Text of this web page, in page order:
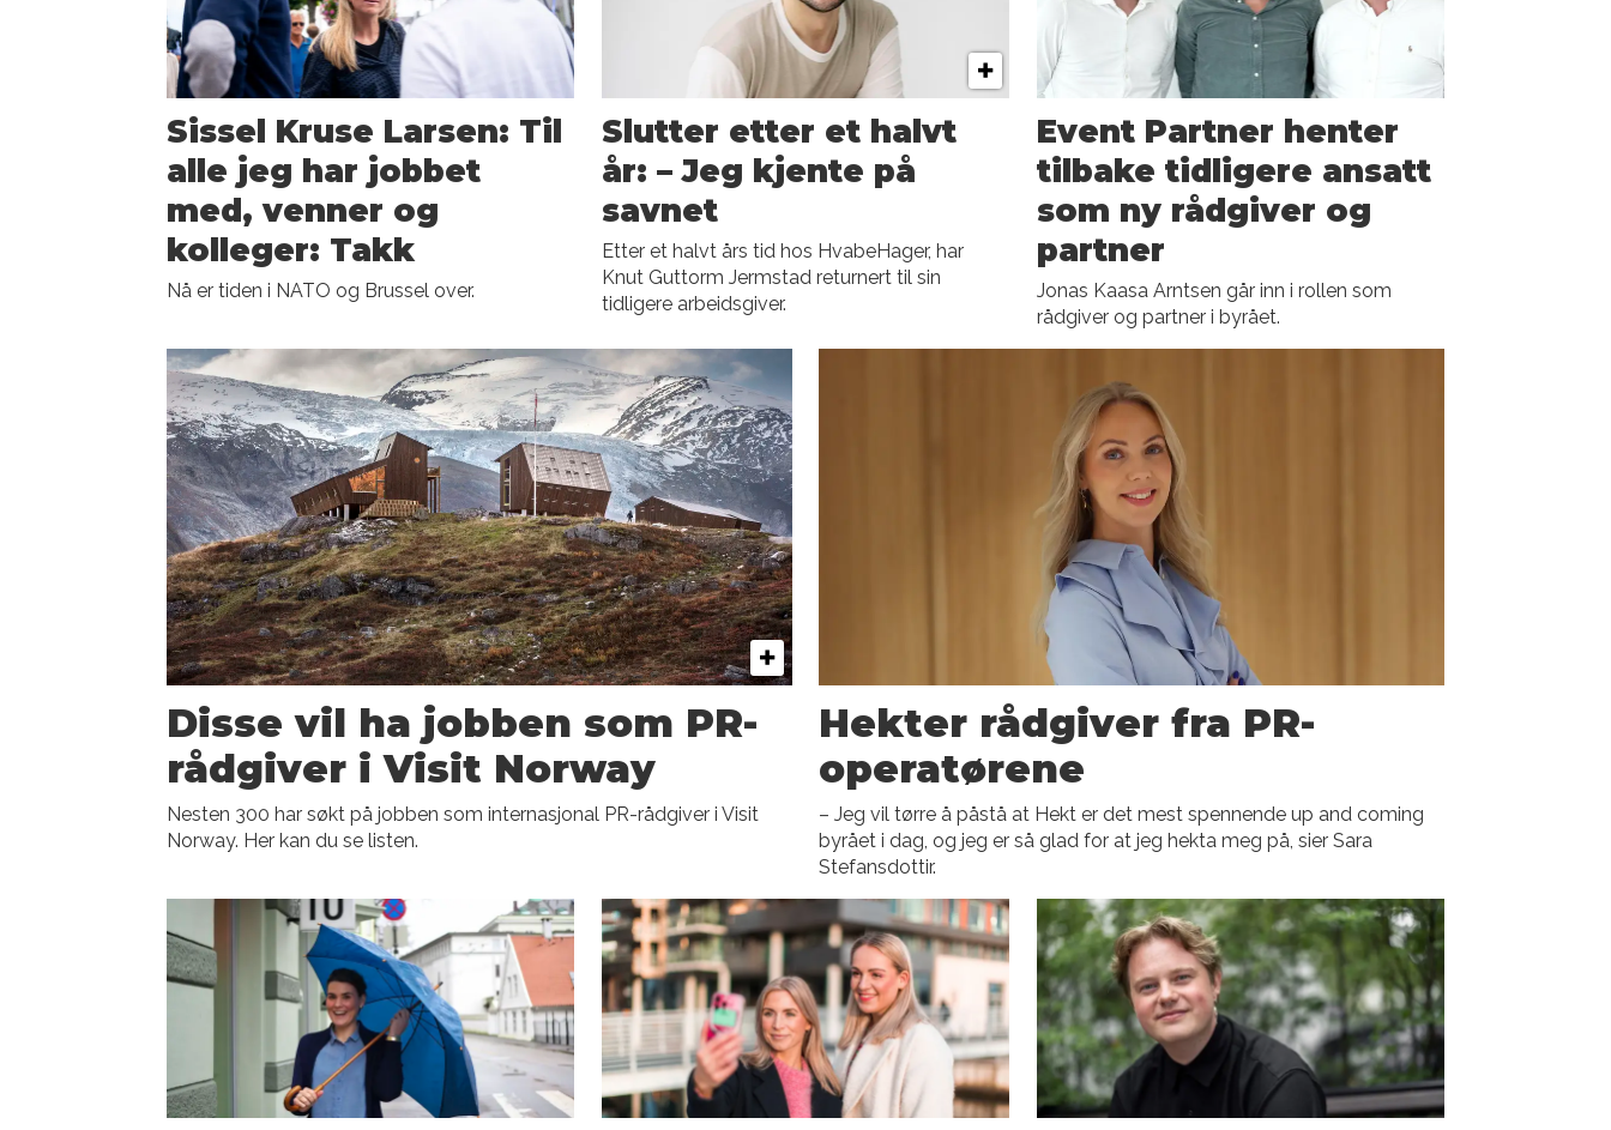
Sissel Kruse Larsen: Til
alle jeg har jobbet
med, venner og
kolleger: Takk
Nå er tiden i NATO og Brussel over.
Slutter etter et halvt
år: – Jeg kjente på
savnet
Etter et halvt års tid hos HvabeHager, har
Knut Guttorm Jermstad returnert til sin
tidligere arbeidsgiver.
Event Partner henter
tilbake tidligere ansatt
som ny rådgiver og
partner
Jonas Kaasa Arntsen går inn i rollen som
rådgiver og partner i byrået.
Disse vil ha jobben som PR-
rådgiver i Visit Norway
Nesten 300 har søkt på jobben som internasjonal PR-rådgiver i Visit
Norway. Her kan du se listen.
Hekter rådgiver fra PR-
operatørene
– Jeg vil tørre å påstå at Hekt er det mest spennende up and coming
byrået i dag, og jeg er så glad for at jeg hekta meg på, sier Sara
Stefansdottir.